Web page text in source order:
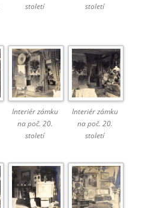
století
století
Interiér zámku
na poč. 20.
století
Interiér zámku
na poč. 20.
století